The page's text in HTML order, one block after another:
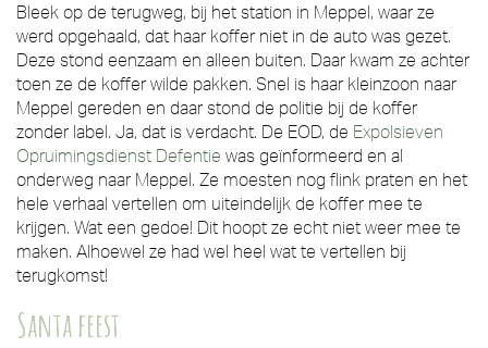
Bleek op de terugweg, bij het station in Meppel, waar ze
werd opgehaald, dat haar koffer niet in de auto was gezet.
Deze stond eenzaam en alleen buiten. Daar kwam ze achter
toen ze de koffer wilde pakken. Snel is haar kleinzoon naar
Meppel gereden en daar stond de politie bij de koffer
zonder label. Ja, dat is verdacht. De EOD, de Expolsieven
Opruimingsdienst Defentie was geïnformeerd en al
onderweg naar Meppel. Ze moesten nog flink praten en het
hele verhaal vertellen om uiteindelijk de koffer mee te
krijgen. Wat een gedoe! Dit hoopt ze echt niet weer mee te
maken. Alhoewel ze had wel heel wat te vertellen bij
terugkomst!
Santa feest